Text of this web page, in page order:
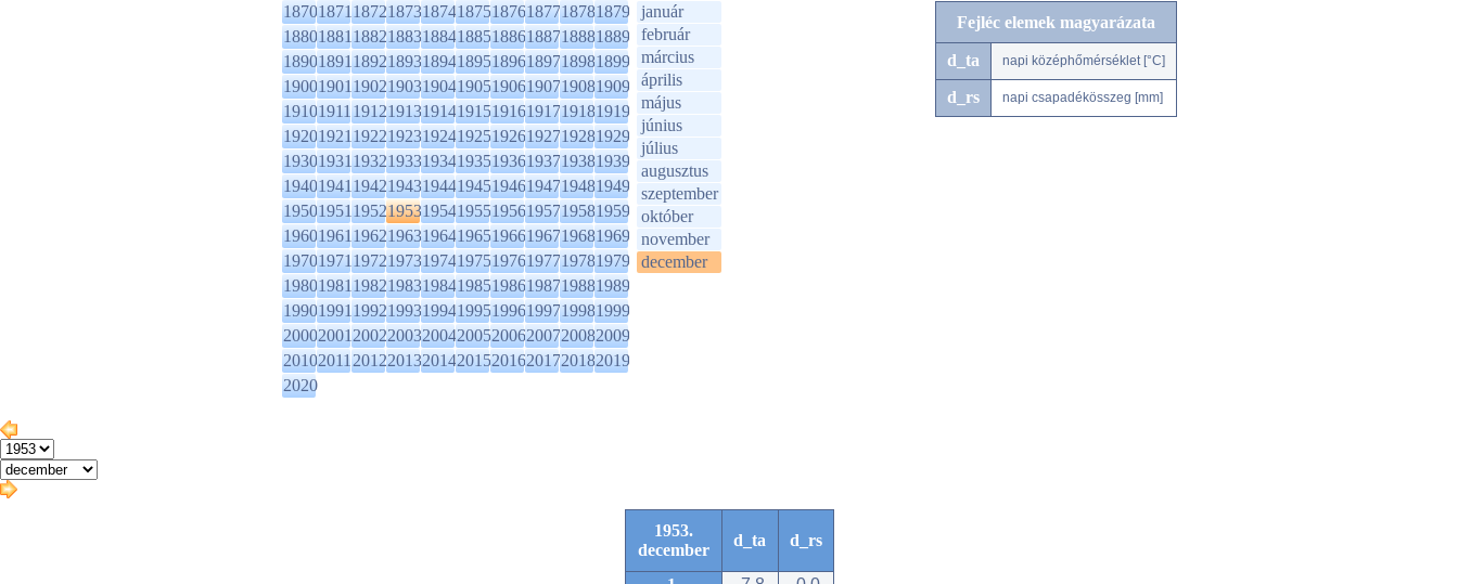
1870187118721873187418751876187718781879
1880188118821883188418851886188718881889
1890189118921893189418951896189718981899
1900190119021903190419051906190719081909
1910191119121913191419151916191719181919
1920192119221923192419251926192719281929
1930193119321933193419351936193719381939
1940194119421943194419451946194719481949
1950195119521953195419551956195719581959
1960196119621963196419651966196719681969
1970197119721973197419751976197719781979
1980198119821983198419851986198719881989
1990199119921993199419951996199719981999
2000200120022003200420052006200720082009
2010201120122013201420152016201720182019
2020
január
február
március
április
május
június
július
augusztus
szeptember
október
november
december
Fejléc elemek magyarázata
d_ta napi középhőmérséklet [°C]
d_rs napi csapadékösszeg [mm]
1953.
december
d_ta d_rs